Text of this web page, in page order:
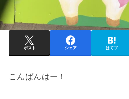
ポスト シェア はてブ
こんばんはー！